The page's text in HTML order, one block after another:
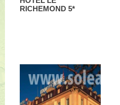
RICHEMOND 5*